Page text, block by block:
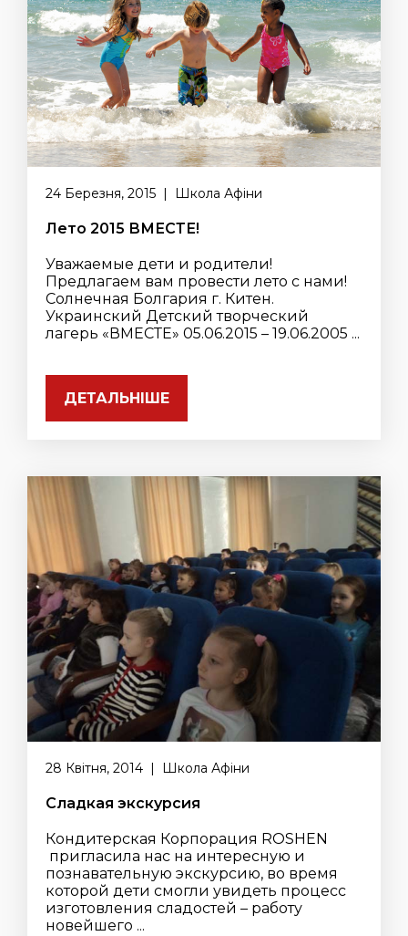
24 Березня, 2015 | Школа Афіни
Лето 2015 ВМЕСТЕ!
Уважаемые дети и родители!
Предлагаем вам провести лето с нами!
Солнечная Болгария г. Китен.
Украинский Детский творческий
лагерь «ВМЕСТЕ» 05.06.2015 – 19.06.2005 ...
ДЕТАЛЬНІШЕ
28 Квітня, 2014 | Школа Афіни
Сладкая экскурсия
Кондитерская Корпорация ROSHEN
пригласила нас на интересную и
познавательную экскурсию, во время
которой дети смогли увидеть процесс
изготовления сладостей – работу
новейшего ...